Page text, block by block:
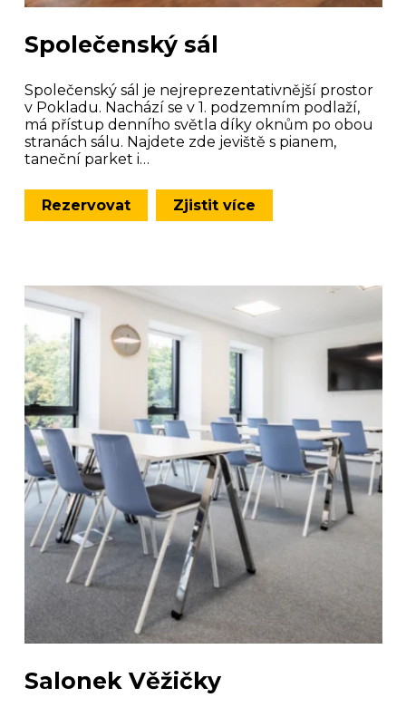
Společenský sál
Společenský sál je nejreprezentativnější prostor
v Pokladu. Nachází se v 1. podzemním podlaží,
má přístup denního světla díky oknům po obou
stranách sálu. Najdete zde jeviště s pianem,
taneční parket i…
Rezervovat Zjistit více
Salonek Věžičky